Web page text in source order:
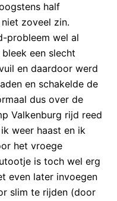
half
zoveel zin.
probleem wel al
een slecht
en daardoor werd
en schakelde de
dus over de
Valkenburg rijd reed
weer haast en ik
het vroege
is toch wel erg
even later invoegen
slim te rijden (door